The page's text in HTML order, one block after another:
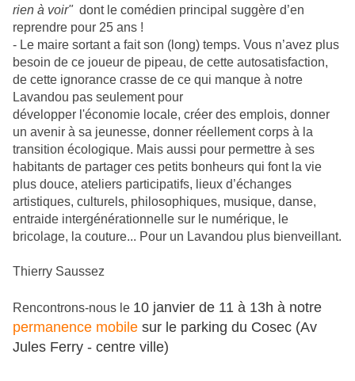
rien à voir"dont le comédien principal suggère d’en
reprendre pour 25 ans !
- Le maire sortant a fait son (long) temps. Vous n’avez plus
besoin de ce joueur de pipeau, de cette autosatisfaction,
de cette ignorance crasse de ce qui manque à notre
Lavandou pas seulement pour
développer l'économie locale, créer des emplois, donner
un avenir à sa jeunesse, donner réellement corps à la
transition écologique. Mais aussi pour permettre à ses
habitants de partager ces petits bonheurs qui font la vie
plus douce, ateliers participatifs, lieux d’échanges
artistiques, culturels, philosophiques, musique, danse,
entraide intergénérationnelle sur le numérique, le
bricolage, la couture... Pour un Lavandou plus bienveillant.
Thierry Saussez
Rencontrons-nous le 10 janvier de 11 à 13h à notre
permanence mobile sur le parking du Cosec (Av
Jules Ferry - centre ville)